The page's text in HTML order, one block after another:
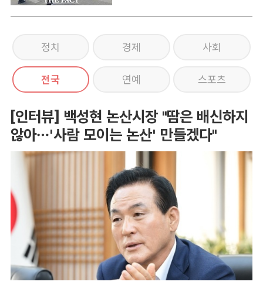
정치 경제 사회
전국 연예 스포츠
[인터뷰] 백성현 논산시장 "땀은 배신하지
않아…'사람 모이는 논산' 만들겠다"